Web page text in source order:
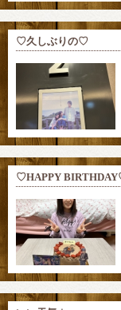
♡久しぶりの♡
♡HAPPY